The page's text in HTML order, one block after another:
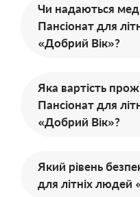
Чи надаються
Пансіонат для
«Добрий Вік»?
Яка вартість
Пансіонат для
«Добрий Вік»?
Який рівень
для літніх людей